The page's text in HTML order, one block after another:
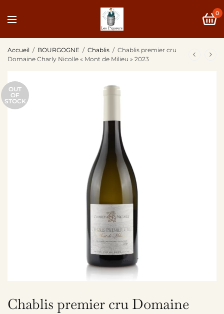
0
Accueil / BOURGOGNE / Chablis / Chablis premier cru
Domaine Charly Nicolle « Mont de Milieu » 2023
OUT
OF
STOCK
Chablis premier cru Domaine